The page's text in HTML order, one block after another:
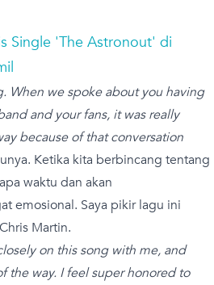
Single 'The Astronout' di
When we spoke about you having
and your fans, it was really
because of that conversation
Ketika kita berbincang tentang
waktu dan akan
emosional. Saya pikir lagu ini
Martin.
on this song with me, and
the way. I feel super honored to